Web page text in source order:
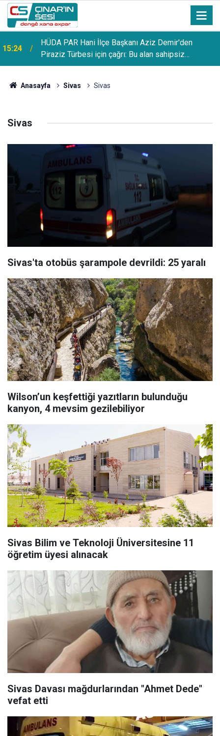
15:24
HÜDA PAR Hani İlçe Başkanı Aziz Demir'den
Piraziz Türbesi için çağrı: Bu alan sahipsiz
bırakılmamalı
Anasayfa Sivas Sivas
Sivas
Sivas'ta otobüs şarampole devrildi: 25 yaralı
Wilson’un keşfettiği yazıtların bulunduğu
kanyon, 4 mevsim gezilebiliyor
Sivas Bilim ve Teknoloji Üniversitesine 11
öğretim üyesi alınacak
Sivas Davası mağdurlarından "Ahmet Dede"
vefat etti